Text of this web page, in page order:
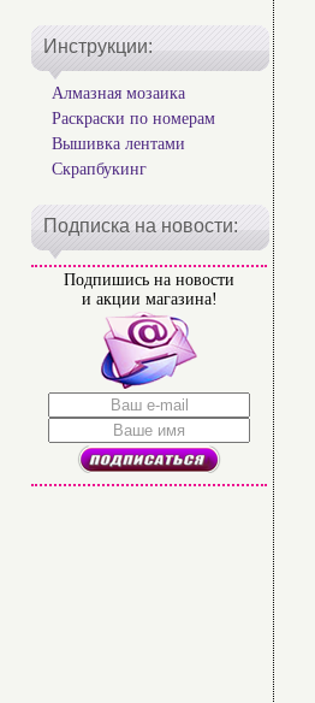
Инструкции:
Алмазная мозаика
Раскраски по номерам
Вышивка лентами
Скрапбукинг
Подписка на новости:
Подпишись на новости
и акции магазина!